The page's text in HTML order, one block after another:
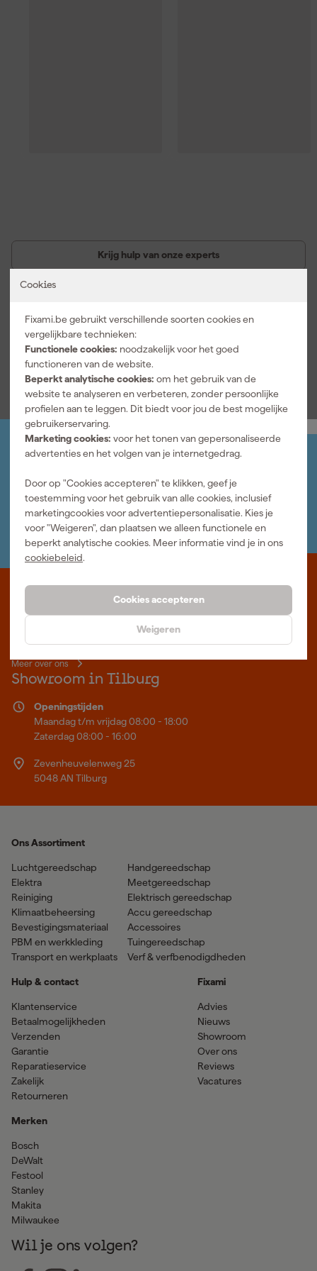
Cookies
Fixami.be gebruikt verschillende soorten cookies en
vergelijkbare technieken:
Functionele cookies: noodzakelijk voor het goed
functioneren van de website.
Beperkt analytische cookies: om het gebruik van de
website te analyseren en verbeteren, zonder persoonlijke
profielen aan te leggen. Dit biedt voor jou de best mogelijke
gebruikerservaring.
Marketing cookies: voor het tonen van gepersonaliseerde
advertenties en het volgen van je internetgedrag.
Door op "Cookies accepteren" te klikken, geef je
toestemming voor het gebruik van alle cookies, inclusief
marketingcookies voor advertentiepersonalisatie. Kies je
voor "Weigeren", dan plaatsen we alleen functionele en
beperkt analytische cookies. Meer informatie vind je in ons
cookiebeleid.
Cookies accepteren
Weigeren
Krijg hulp van onze experts
Mijn verlanglijstje
Alle merken
Jouw account
Nieuwsbrief
Inschrijven wekelijkse nieuwsbrief
Wij helpen je graag
Neem contact op met één van onze specialisten.
Waar staat Fixami voor
Professioneel gereedschap met advies op maat: wij zijn dé online
specialist, wat je project ook is. Fixami is Beter Maken.
Meer over ons
Showroom in Tilburg
Openingstijden
Maandag t/m vrijdag 08:00 - 18:00
Zaterdag 08:00 - 16:00
Zevenheuvelenweg 25
5048 AN Tilburg
Ons Assortiment
Luchtgereedschap
Elektra
Reiniging
Klimaatbeheersing
Bevestigingsmateriaal
PBM en werkkleding
Transport en werkplaats
Handgereedschap
Meetgereedschap
Elektrisch gereedschap
Accu gereedschap
Accessoires
Tuingereedschap
Verf & verfbenodigdheden
Hulp & contact
Klantenservice
Betaalmogelijkheden
Verzenden
Garantie
Reparatieservice
Zakelijk
Retourneren
Merken
Bosch
DeWalt
Festool
Stanley
Makita
Milwaukee
Fixami
Advies
Nieuws
Showroom
Over ons
Reviews
Vacatures
Wil je ons volgen?